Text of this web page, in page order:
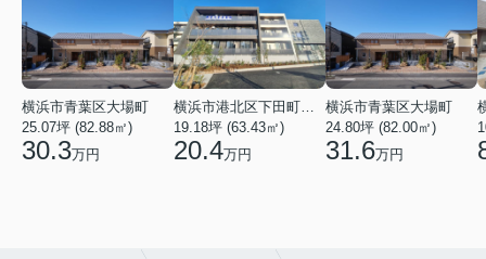
横浜市青葉区大場町
25.07坪 (82.88㎡)
30.3万円
19.18坪 (63.43㎡)
20.4万円
横浜市青葉区大場町
24.80坪 (82.00㎡)
31.6万円